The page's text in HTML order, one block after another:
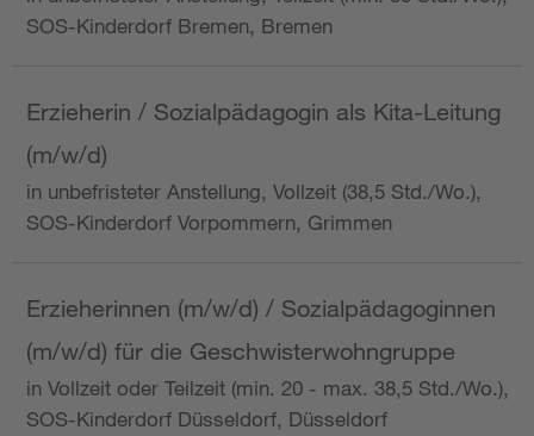
SOS-Kinderdorf Bremen, Bremen
Erzieherin / Sozialpädagogin als Kita-Leitung
(m/w/d)
in unbefristeter Anstellung, Vollzeit (38,5 Std./Wo.),
SOS-Kinderdorf Vorpommern, Grimmen
Erzieherinnen (m/w/d) / Sozialpädagoginnen
(m/w/d) für die Geschwisterwohngruppe
in Vollzeit oder Teilzeit (min. 20 - max. 38,5 Std./Wo.),
SOS-Kinderdorf Düsseldorf, Düsseldorf